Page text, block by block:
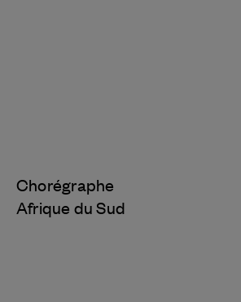
Chorégraphe
Afrique du Sud